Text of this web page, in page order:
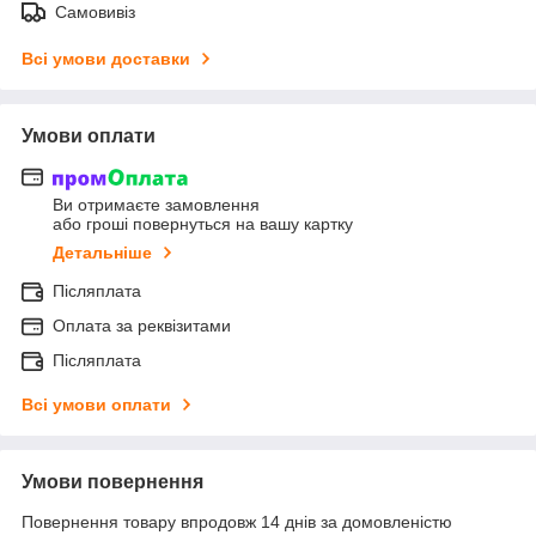
Самовивіз
Всі умови доставки
Умови оплати
Ви отримаєте замовлення
або гроші повернуться на вашу картку
Детальніше
Післяплата
Оплата за реквізитами
Післяплата
Всі умови оплати
Умови повернення
Повернення товару впродовж 14 днів за домовленістю